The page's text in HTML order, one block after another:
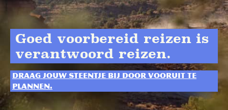
Goed voorbereid reizen is
verantwoord reizen.
Draag jouw steentje bij door vooruit te
plannen.